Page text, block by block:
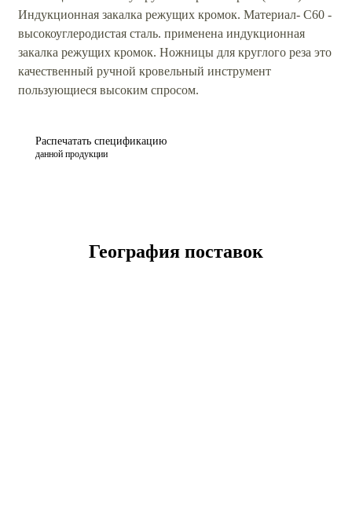
Индукционная закалка режущих кромок. Материал- С60 -
высокоуглеродистая сталь. применена индукционная
закалка режущих кромок. Ножницы для круглого реза это
качественный ручной кровельный инструмент
пользующиеся высоким спросом.
Распечатать спецификацию
данной продукции
География поставок